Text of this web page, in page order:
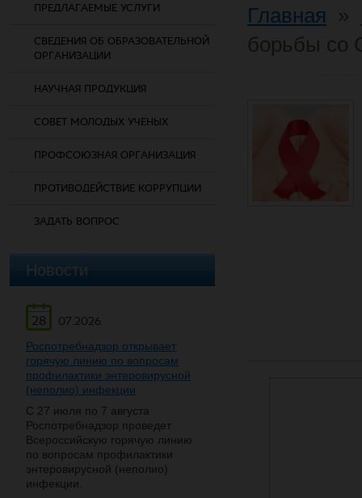
ПРЕДЛАГАЕМЫЕ УСЛУГИ
СВЕДЕНИЯ ОБ ОБРАЗОВАТЕЛЬНОЙ
ОРГАНИЗАЦИИ
НАУЧНАЯ ПРОДУКЦИЯ
СОВЕТ МОЛОДЫХ УЧЕНЫХ
ПРОФСОЮЗНАЯ ОРГАНИЗАЦИЯ
ПРОТИВОДЕЙСТВИЕ КОРРУПЦИИ
ЗАДАТЬ ВОПРОС
Новости
28
07.2026
Роспотребнадзор открывает
горячую линию по вопросам
профилактики энтеровирусной
(неполио) инфекции
С 27 июля по 7 августа
Роспотребнадзор проведет
Всероссийскую горячую линию
по вопросам профилактики
энтеровирусной (неполио)
инфекции.
Главная